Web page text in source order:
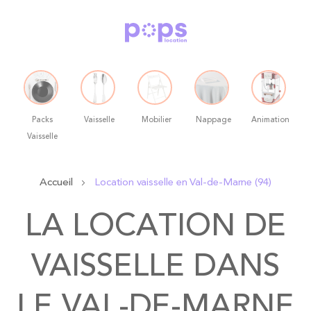
Packs
Vaisselle
Vaisselle Mobilier Nappage Animation
Accueil Location vaisselle en Val-de-Marne (94)
LA LOCATION DE
VAISSELLE DANS